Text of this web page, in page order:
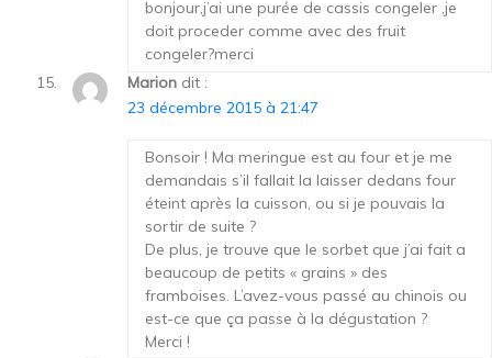
bonjour,j’ai une purée de cassis congeler ,je
doit proceder comme avec des fruit
congeler?merci
Marion dit :
23 décembre 2015 à 21:47
Bonsoir ! Ma meringue est au four et je me
demandais s’il fallait la laisser dedans four
éteint après la cuisson, ou si je pouvais la
sortir de suite ?
De plus, je trouve que le sorbet que j’ai fait a
beaucoup de petits « grains » des
framboises. L’avez-vous passé au chinois ou
est-ce que ça passe à la dégustation ?
Merci !